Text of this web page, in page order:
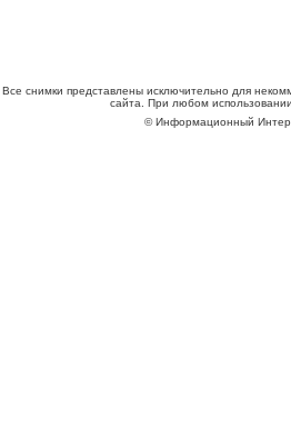
. Все снимки представлены исключительно для
сайта. При любом
© Информационный